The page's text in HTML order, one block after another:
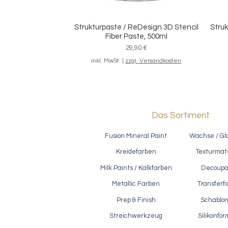
Schnellansicht
Strukturpaste / ReDesign 3D Stencil
Fiber Paste, 500ml
Preis
29,90 €
inkl. MwSt. zzgl. Versandkosten
Schnellansicht
Reißlack / Polyvine - Crackle Glaze,
500ml
Das Sortiment
Fusion Mineral Paint Wachse /
Kreidefarben
Milk Paints / Kalkfarben
Metallic Farben
Prep & Finish
Streichwerkzeug